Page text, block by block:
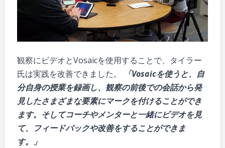
観察にビデオとVosaicを使用することで、タイラー
氏は実践を改善できました。
「Vosaicを使うと、自
分自身の授業を録画し、観察の前後での会話から発
見したさまざまな要素にマークを付けることができ
ます。そしてコーチやメンターと一緒にビデオを見
て、フィードバックや改善をすることができま
す。」